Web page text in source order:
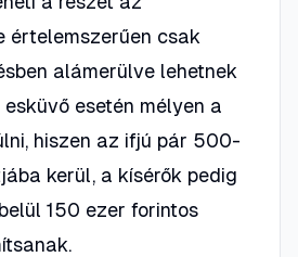
értelemszerűen csak
alámerülve lehetnek
esetén mélyen a
hiszen az ifjú pár 500-
kerül, a kísérők pedig
150 ezer forintos